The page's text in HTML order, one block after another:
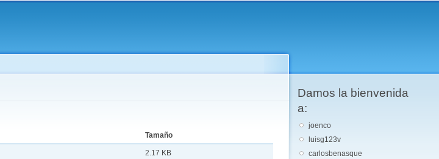
Tamaño
2.17 KB
Damos la bienvenida
a:
joenco
luisg123v
carlosbenasque